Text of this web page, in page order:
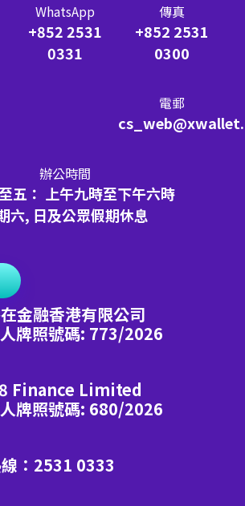
WhatsApp
+852 2531
0331
傳真
+852 2531
0300
電郵
辦公時間
五： 上午九時至下午六時
六, 日及公眾假期休息
金融香港有限公司
牌照號碼: 773/2026
Finance Limited
牌照號碼: 680/2026
：2531 0333